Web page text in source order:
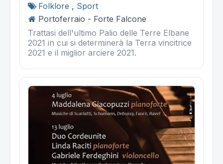
Folklore , Sport
Portoferraio - Forte Falcone
Trattasi dell'ultimo Palio delle Terre Elbane
2021 in cui si determinerà la Terra vincitrice
2021 e il miglior arciere 2021.